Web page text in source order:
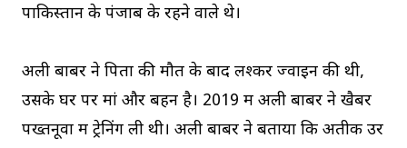
पाकिस्तान के पंजाब के रहने वाले थे।
अली बाबर ने पिता की मौत के बाद लश्कर ज्वाइन की थी,
उसके घर पर मां और बहन है। 2019 में अली बाबर ने खैबर
पख्तनूवा में ट्रेनिंग ली थी। अली बाबर ने बताया कि अतीक उर